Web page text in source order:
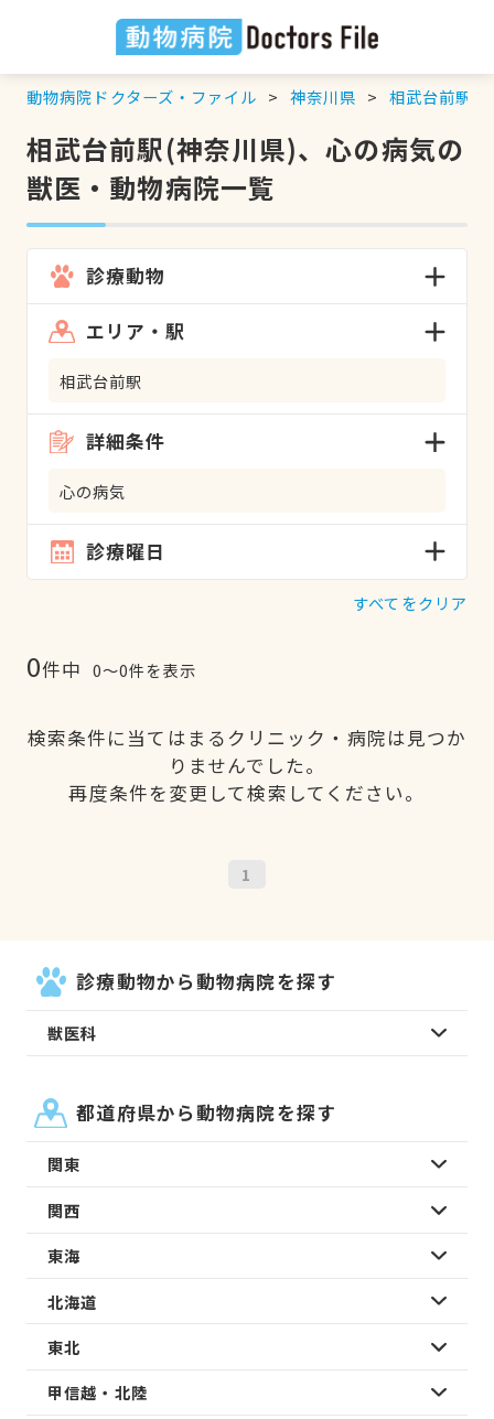
動物病院ドクターズ・ファイル 神奈川県 相武台前駅
相武台前駅(神奈川県)、心の病気の
獣医・動物病院一覧
診療動物
エリア・駅
相武台前駅
詳細条件
心の病気
診療曜日
すべてをクリア
0件中 0〜0件を表示
検索条件に当てはまるクリニック・病院は見つか
りませんでした。
再度条件を変更して検索してください。
1
診療動物から動物病院を探す
獣医科
都道府県から動物病院を探す
関東
関西
東海
北海道
東北
甲信越・北陸